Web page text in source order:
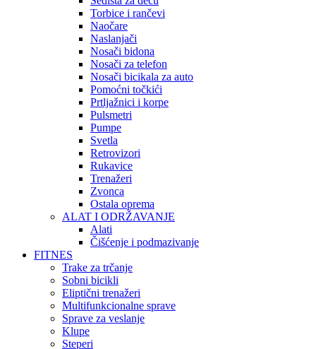
Torbice i rančevi
Naočare
Naslanjači
Nosači bidona
Nosači za telefon
Nosači bicikala za auto
Pomoćni točkići
Prtljažnici i korpe
Pulsmetri
Pumpe
Svetla
Retrovizori
Rukavice
Trenažeri
Zvonca
Ostala oprema
ALAT I ODRŽAVANJE
Alati
Čišćenje i podmazivanje
FITNES
Trake za trčanje
Sobni bicikli
Eliptični trenažeri
Multifunkcionalne sprave
Sprave za veslanje
Klupe
Steperi